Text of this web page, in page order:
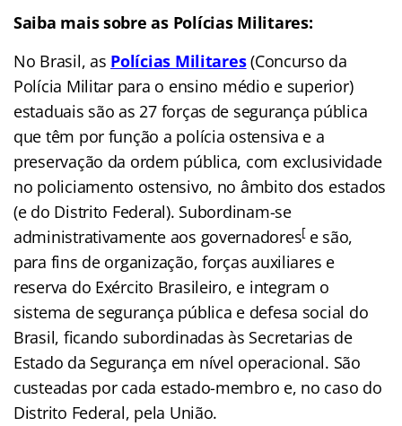
Saiba mais sobre as Polícias Militares:
No Brasil, as Polícias Militares(Concurso da
Polícia Militar para o ensino médio e superior)
estaduais são as 27 forças de segurança pública
que têm por função a polícia ostensiva e a
preservação da ordem pública, com exclusividade
no policiamento ostensivo, no âmbito dos estados
(e do Distrito Federal). Subordinam-se
administrativamente aos governadores[ e são,
para fins de organização, forças auxiliares e
reserva do Exército Brasileiro, e integram o
sistema de segurança pública e defesa social do
Brasil, ficando subordinadas às Secretarias de
Estado da Segurança em nível operacional. São
custeadas por cada estado-membro e, no caso do
Distrito Federal, pela União.